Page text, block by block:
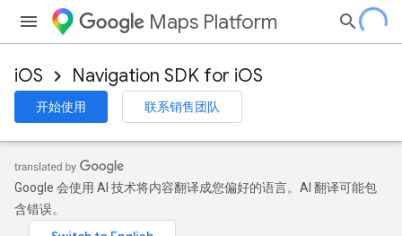
Maps Platform
iOS Navigation SDK for iOS
开始使用 联系销售团队
Google 会使用 AI 技术将内容翻译成您偏好的语言。AI 翻译可能包
含错误。